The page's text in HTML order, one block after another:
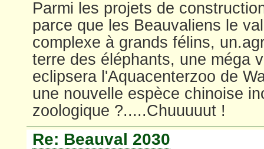
Parmi les projets de
parce que les Beauvaliens le
complexe à grands félins,
terre des éléphants, une méga
eclipsera l'Aquacenterzoo de
une nouvelle espèce chinoise
zoologique ?.....Chuuuuut !
Re: Beauval 2030